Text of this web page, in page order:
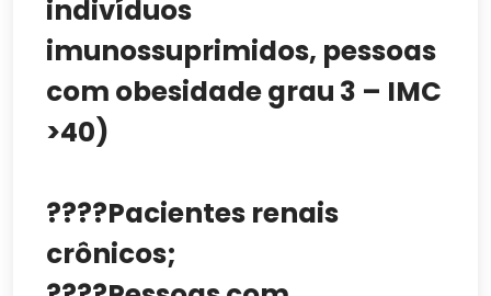
indivíduos
imunossuprimidos, pessoas
com obesidade grau 3 – IMC
>40)
????Pacientes renais
crônicos;